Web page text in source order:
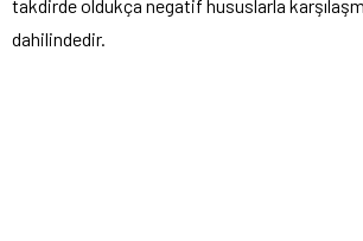
takdirde oldukça negatif hususlarla
dahilindedir.